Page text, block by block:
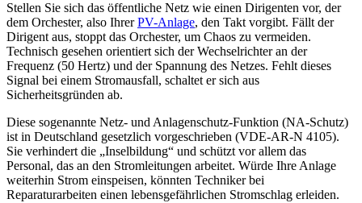
Stellen Sie sich das öffentliche Netz wie einen Dirigenten vor, der
dem Orchester, also IhrerPV-Anlage, den Takt vorgibt. Fällt der
Dirigent aus, stoppt das Orchester, um Chaos zu vermeiden.
Technisch gesehen orientiert sich der Wechselrichter an der
Frequenz (50 Hertz) und der Spannung des Netzes. Fehlt dieses
Signal bei einem Stromausfall, schaltet er sich aus
Sicherheitsgründen ab.
Diese sogenannte Netz- und Anlagenschutz-Funktion (NA-Schutz)
ist in Deutschland gesetzlich vorgeschrieben (VDE-AR-N 4105).
Sie verhindert die „Inselbildung“ und schützt vor allem das
Personal, das an den Stromleitungen arbeitet. Würde Ihre Anlage
weiterhin Strom einspeisen, könnten Techniker bei
Reparaturarbeiten einen lebensgefährlichen Stromschlag erleiden.